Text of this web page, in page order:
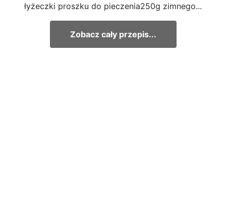
łyżeczki proszku do pieczenia250g zimnego...
Zobacz cały przepis...